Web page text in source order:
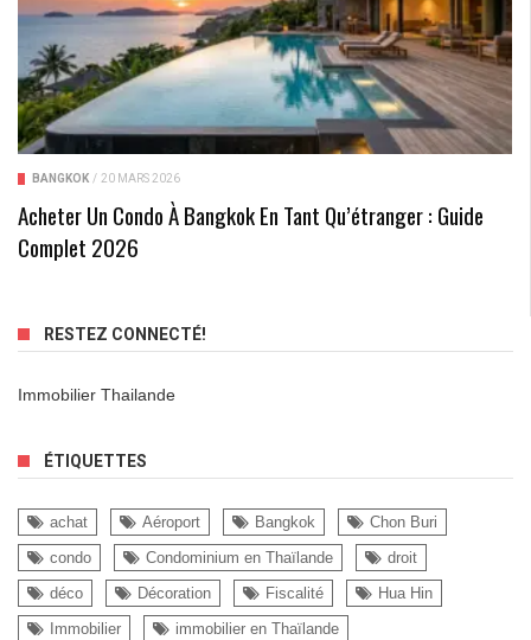
BANGKOK / 20 MARS 2026
Acheter Un Condo À Bangkok En Tant Qu’étranger : Guide
Complet 2026
RESTEZ CONNECTÉ!
Immobilier Thailande
ÉTIQUETTES
achat Aéroport Bangkok
Chon Buri
condo
Condominium en Thaïlande
droit
déco
Décoration Fiscalité
Hua Hin
Immobilier
immobilier en Thaïlande